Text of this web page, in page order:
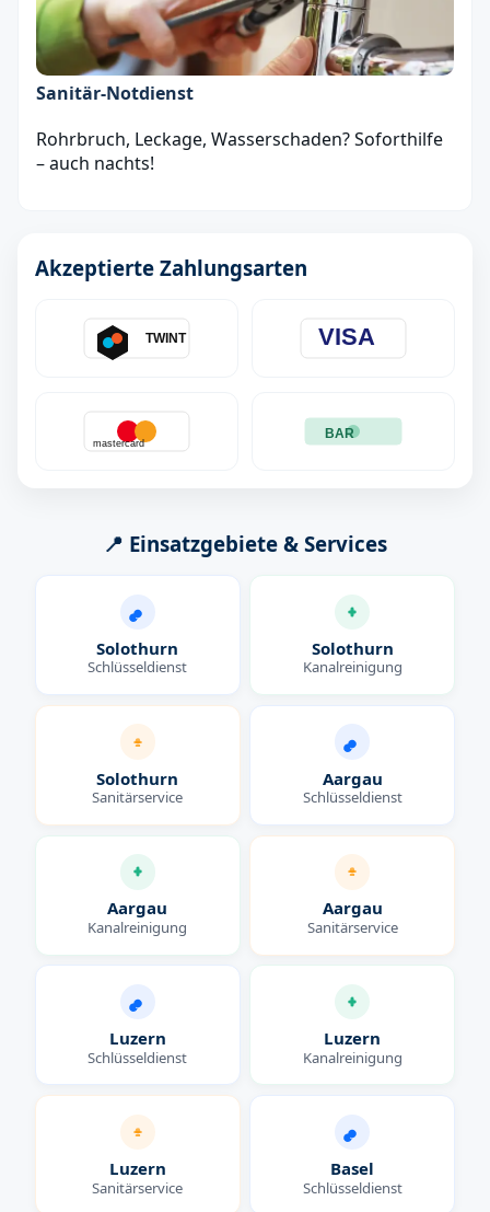
Sanitär‑Notdienst
Rohrbruch, Leckage, Wasserschaden? Soforthilfe
– auch nachts!
Akzeptierte Zahlungsarten
TWINT VISA
mastercard
BAR
📍 Einsatzgebiete & Services
Solothurn
Schlüsseldienst
Solothurn
Kanalreinigung
Solothurn
Sanitärservice
Aargau
Schlüsseldienst
Aargau
Kanalreinigung
Aargau
Sanitärservice
Luzern
Schlüsseldienst
Luzern
Kanalreinigung
Luzern
Sanitärservice
Basel
Schlüsseldienst